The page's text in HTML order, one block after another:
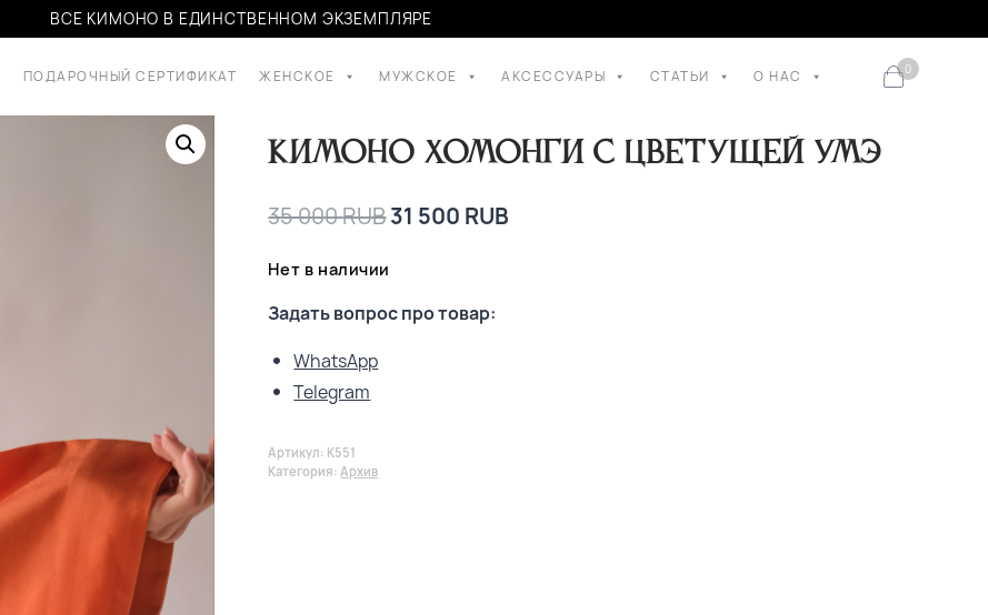
ВСЕ КИМОНО В ЕДИНСТВЕННОМ ЭКЗЕМПЛЯРЕ
ПОДАРОЧНЫЙ СЕРТИФИКАТ ЖЕНСКОЕ МУЖСКОЕ АКСЕССУАРЫ СТАТЬИ О НАС 0
Кимоно хомонги с цветущей умэ
35 000RUB31 500 RUB
Нет в наличии
Задать вопрос про товар:
WhatsApp
Telegram
Артикул: K551
Категория:Архив